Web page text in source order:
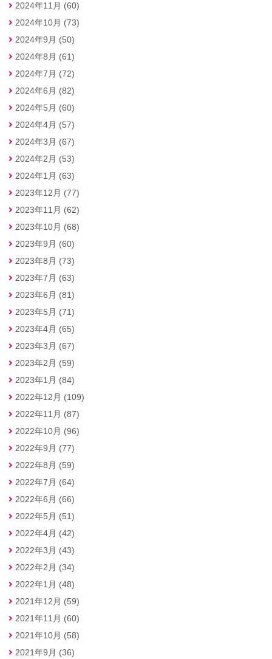
2024年11月 (60)
2024年10月 (73)
2024年9月 (50)
2024年8月 (61)
2024年7月 (72)
2024年6月 (82)
2024年5月 (60)
2024年4月 (57)
2024年3月 (67)
2024年2月 (53)
2024年1月 (63)
2023年12月 (77)
2023年11月 (62)
2023年10月 (68)
2023年9月 (60)
2023年8月 (73)
2023年7月 (63)
2023年6月 (81)
2023年5月 (71)
2023年4月 (65)
2023年3月 (67)
2023年2月 (59)
2023年1月 (84)
2022年12月 (109)
2022年11月 (87)
2022年10月 (96)
2022年9月 (77)
2022年8月 (59)
2022年7月 (64)
2022年6月 (66)
2022年5月 (51)
2022年4月 (42)
2022年3月 (43)
2022年2月 (34)
2022年1月 (48)
2021年12月 (59)
2021年11月 (60)
2021年10月 (58)
2021年9月 (36)